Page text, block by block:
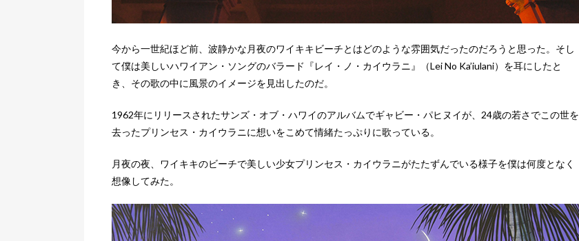
今から一世紀ほど前、波静かな月夜のワイキキビーチとはどのような雰囲気だったのだろうと思った。そし
て僕は美しいハワイアン・ソングのバラード『レイ・ノ・カイウラニ』（Lei No Ka’iulani）を耳にしたと
き、その歌の中に風景のイメージを見出したのだ。
1962年にリリースされたサンズ・オブ・ハワイのアルバムでギャビー・パヒヌイが、24歳の若さでこの世を
去ったプリンセス・カイウラニに想いをこめて情緒たっぷりに歌っている。
月夜の夜、ワイキキのビーチで美しい少女プリンセス・カイウラニがたたずんでいる様子を僕は何度となく
想像してみた。